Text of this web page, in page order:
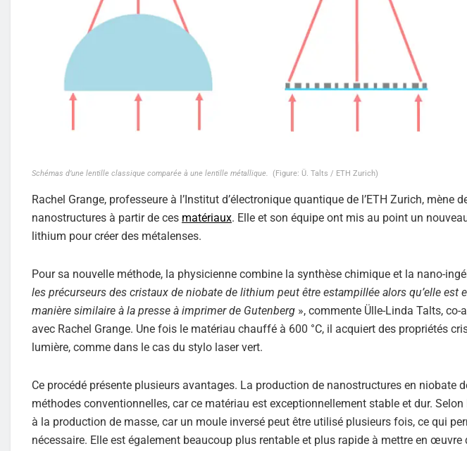
Schémas d’une lentille classique comparée à une lentille métallique. (Figure: Ü. Talts / ETH Zurich)
Rachel Grange, professeure à l’Institut d’électronique quantique de l’ETH Zurich, mène
nanostructures à partir de ces matériaux. Elle et son équipe ont mis au point un
lithium pour créer des métalenses.
Pour sa nouvelle méthode, la physicienne combine la synthèse chimique et la nano-
les précurseurs des cristaux de niobate de lithium peut être estampillée alors qu’elle est
manière similaire à la presse à imprimer de Gutenberg », commente Ülle-Linda Talts,
avec Rachel Grange. Une fois le matériau chauffé à 600 °C, il acquiert des propriétés
lumière, comme dans le cas du stylo laser vert.
Ce procédé présente plusieurs avantages. La production de nanostructures en niobate
méthodes conventionnelles, car ce matériau est exceptionnellement stable et dur.
à la production de masse, car un moule inversé peut être utilisé plusieurs fois, ce qui
nécessaire. Elle est également beaucoup plus rentable et plus rapide à mettre en